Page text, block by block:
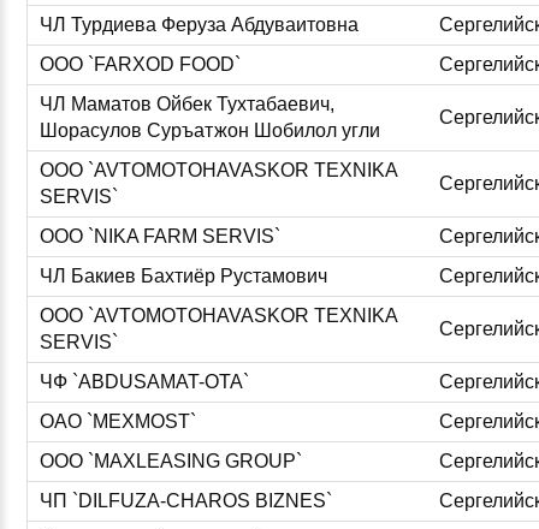
ЧЛ Турдиева Феруза Абдуваитовна
ООО `FARXOD FOOD`
ЧЛ Маматов Ойбек Тухтабаевич,
Шорасулов Суръатжон Шобилол угли
ООО `AVTOMOTOHAVASKOR TEXNIKA
SERVIS`
ООО `NIKA FARM SERVIS`
ЧЛ Бакиев Бахтиёр Рустамович
ООО `AVTOMOTOHAVASKOR TEXNIKA
SERVIS`
ЧФ `ABDUSAMAT-OTA`
ОАО `MEXMOST`
ООО `MAXLEASING GROUP`
ЧП `DILFUZA-CHAROS BIZNES`